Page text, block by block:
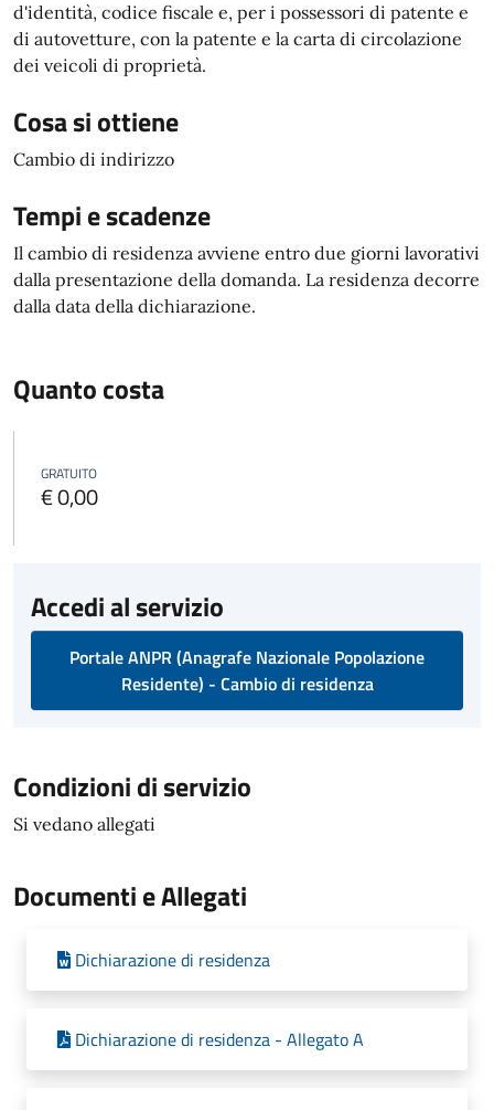
d'identità, codice fiscale e, per i possessori di patente e
di autovetture, con la patente e la carta di circolazione
dei veicoli di proprietà.
Cosa si ottiene
Cambio di indirizzo
Tempi e scadenze
Il cambio di residenza avviene entro due giorni lavorativi
dalla presentazione della domanda. La residenza decorre
dalla data della dichiarazione.
Quanto costa
GRATUITO
€ 0,00
Accedi al servizio
Portale ANPR (Anagrafe Nazionale Popolazione
Residente) - Cambio di residenza
Condizioni di servizio
Si vedano allegati
Documenti e Allegati
Dichiarazione di residenza
Dichiarazione di residenza - Allegato A